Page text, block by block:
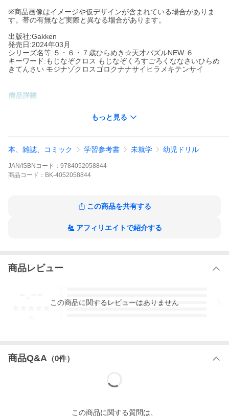
※商品画像はイメージや仮デザインが含まれている場合がありま
す。帯の有無など実際と異なる場合があります。
出版社:Gakken
発売日:2024年03月
シリーズ名等:５・６・７歳ひらめき☆天才パズルNEW ６
キーワード:もじなぞクロス もじなぞくろすごろくななさいひらめ
きてんさい モジナゾクロスゴロクナナサイヒラメキテンサイ
５・６・７歳ひらめき☆天才パズルNEW ６
ほかにも、文字のならべかえ（アナグラム）、スケルトン、シー
クワーズなどもりだくさん。
１ページ大の大きなパズルもあって、手ごたえたっぷり。
文字系のパズルが好きなお子さんも大満足。
もぴったり。言葉の力がぐんと上がります。
田大志氏の「京大東田式パズル教室」からの問題つきで、楽しく
お子さんの「できた！」という笑顔に出会える一冊です。
※本データはこの商品が発売された時点の情報です。
もっと見る
本、雑誌、コミック 学習参考書 未就学 幼児ドリル
JAN/ISBNコード： 9784052058844
商品 コード： BK-4052058844
この商品を共有する
アフィリエイトで紹介する
商品レビュー
3
この商品に関するレビューはありません
商品Q&A （0件）
この商品に関する質問は、